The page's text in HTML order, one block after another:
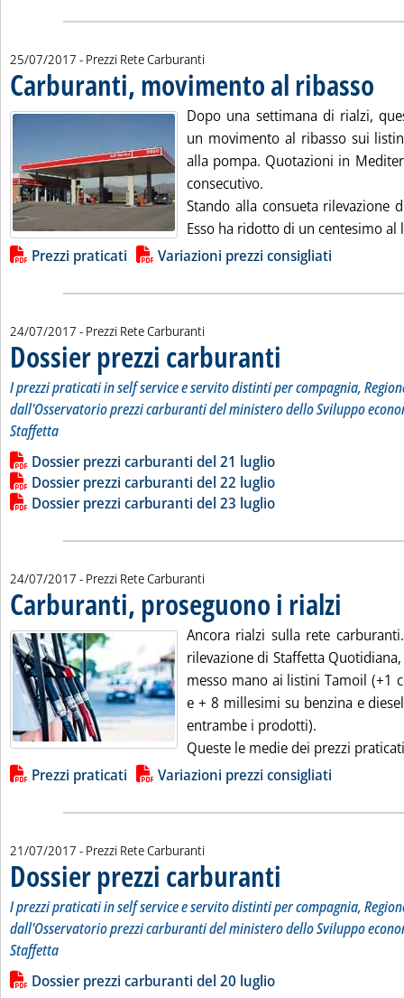
25/07/2017 - Prezzi Rete Carburanti
Carburanti, movimento al ribasso
Dopo una settimana di rialzi,
un movimento al ribasso sui
alla pompa. Quotazioni in
consecutivo.
Stando alla consueta rilevazione
Esso ha ridotto di un centesimo
Lista allegati PDF alla notizia
Prezzi praticati Variazioni prezzi consigliati
24/07/2017 - Prezzi Rete Carburanti
Dossier prezzi carburanti
I prezzi praticati in self service e servito distinti per compagnia,
dall'Osservatorio prezzi carburanti del ministero dello Sviluppo
Staffetta
Leggi tutta la notizia: 'Dossier prezzi carburanti'
Lista allegati PDF alla notizia
Dossier prezzi carburanti del 21 luglio
Dossier prezzi carburanti del 22 luglio
Dossier prezzi carburanti del 23 luglio
24/07/2017 - Prezzi Rete Carburanti
Carburanti, proseguono i rialzi
Ancora rialzi sulla rete
rilevazione di Staffetta
messo mano ai listini Tamoil (+1
e + 8 millesimi su benzina e
entrambe i prodotti).
Queste le medie dei prezzi
Lista allegati PDF alla notizia
Prezzi praticati Variazioni prezzi consigliati
21/07/2017 - Prezzi Rete Carburanti
Dossier prezzi carburanti
I prezzi praticati in self service e servito distinti per compagnia,
dall'Osservatorio prezzi carburanti del ministero dello Sviluppo
Staffetta
Leggi tutta la notizia: 'Dossier prezzi carburanti'
Lista allegati PDF alla notizia
Dossier prezzi carburanti del 20 luglio